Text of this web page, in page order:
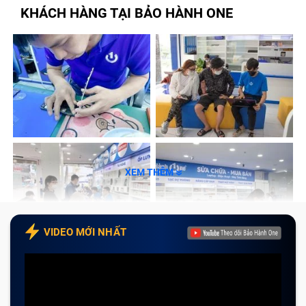
KHÁCH HÀNG TẠI BẢO HÀNH ONE
XEM THÊM
VIDEO MỚI NHẤT